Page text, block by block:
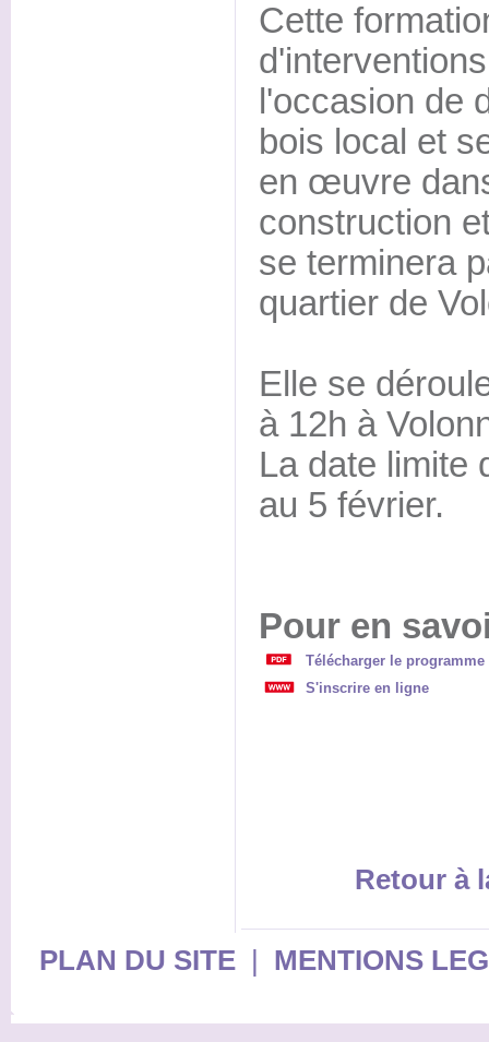
Cette
l'occasion de
bois local et
en œuvre
construction
se terminera
quartier de
Elle se
à 12h à
La date limite
au 5 février.
Pour en
Télécharger le
S'inscrire en ligne
Retour à
PLAN DU SITE| MENTIONS